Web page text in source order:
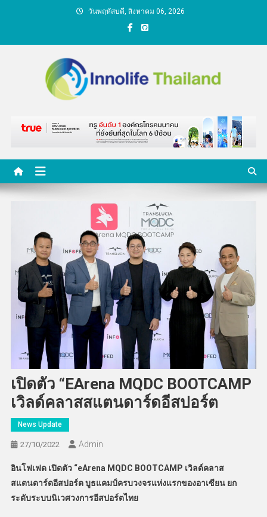
วันพฤหัสบดี, สิงหาคม 06, 2026
คนกับความคิด ชีวิตกับ
นวัตกรรม
เปิดตัว “eArena MQDC BOOTCAMP
เวิลด์คลาสสแตนดาร์ดอีสปอร์ต
News Update
27/10/2022 Admin
อินโฟเฟด เปิดตัว “eArena MQDC BOOTCAMP เวิลด์คลาส
สแตนดาร์ดอีสปอร์ต บูธแคมป์ครบวงจรแห่งแรกของอาเซียน ยก
ระดับระบบนิเวศวงการอีสปอร์ตไทย